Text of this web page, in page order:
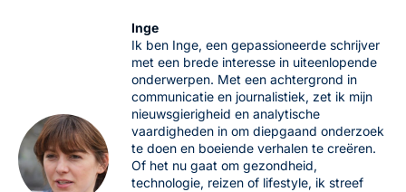
Inge
Ik ben Inge, een gepassioneerde schrijver
met een brede interesse in uiteenlopende
onderwerpen. Met een achtergrond in
communicatie en journalistiek, zet ik mijn
nieuwsgierigheid en analytische
vaardigheden in om diepgaand onderzoek
te doen en boeiende verhalen te creëren.
Of het nu gaat om gezondheid,
technologie, reizen of lifestyle, ik streef